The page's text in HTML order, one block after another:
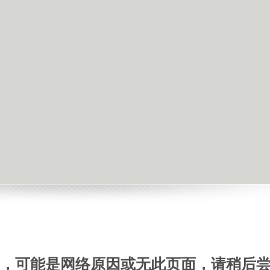
可能是网络原因或无此页面，请稍后